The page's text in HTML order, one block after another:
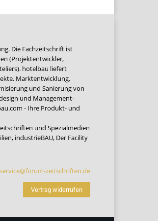
Die Fachzeitschrift ist
(Projektentwickler,
hotelbau liefert
Marktentwicklung,
und Sanierung von
und Management-
- Ihre Produkt- und
und Spezialmedien
, industrieBAU, Der Facility
service@forum-zeitschriften.de
Vertrag widerrufen